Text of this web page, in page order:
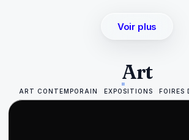
Voir plus
Art
ART CONTEMPORAIN EXPOSITIONS FOIRES